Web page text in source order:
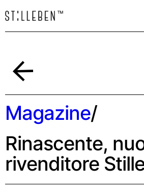
Magazine/
Rinascente,
rivenditore